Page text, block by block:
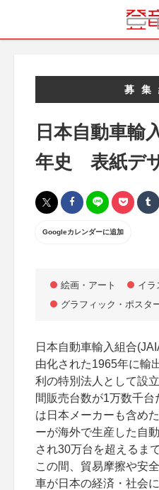
募集
日本自動車
年史 表紙デ
Googleカレンダーに追加
絵画・アート
イラ
グラフィック・ポスタ
日本自動車輸入組合
由化された1965年に輸
利の特別法人として設
間販売台数が1万数千
は日本メーカーも含め
ーが海外で生産した自
され30万台を超えるま
この間、貿易摩擦や安
車が日本の経済・社会